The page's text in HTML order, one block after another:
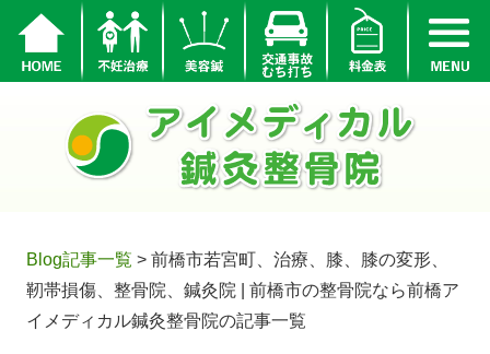
Blog記事一覧 > 前橋市若宮町、治療、膝、膝の変形、
靭帯損傷、整骨院、鍼灸院 | 前橋市の整骨院なら前橋ア
イメディカル鍼灸整骨院の記事一覧